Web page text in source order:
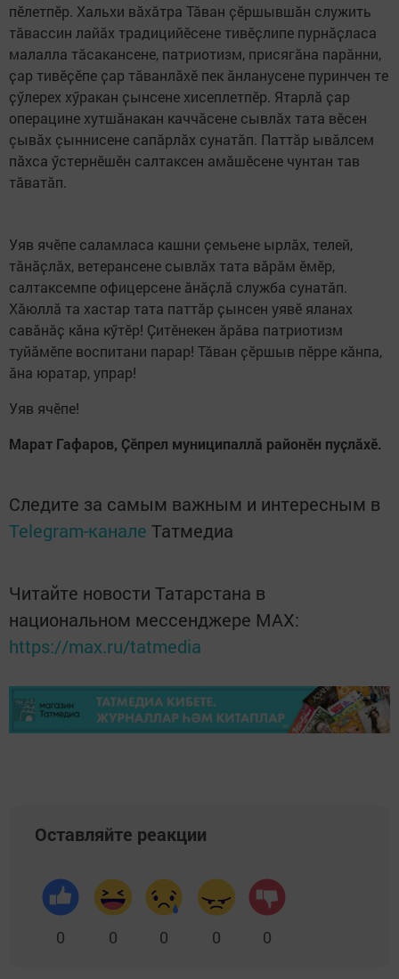
пӗлетпӗр. Хальхи вăхăтра Тӑван ҫӗршывшӑн служить
тăвассин лайӑх традицийӗсене тивӗҫлипе пурнӑҫласа
малалла тăсакансене, патриотизм, присягăна парӑнни,
ҫар тивӗҫӗпе ҫар тӑванлӑхӗ пек ӑнланусене пуринчен те
ҫӳлерех хӳракан ҫынсене хисеплетпӗр. Ятарлӑ ҫар
операцине хутшӑнакан каччăсене сывлӑх тата вӗсен
çывăх çыннисене сапăрлăх сунатӑп. Паттӑр ывӑлсем
пӑхса ӳстернӗшӗн салтаксен амӑшӗсене чунтан тав
тӑватӑп.
Уяв ячӗпе саламласа кашни ҫемьене ырлӑх, телей,
тӑнӑҫлӑх, ветерансене сывлӑх тата вӑрӑм ӗмӗр,
салтаксемпе офицерсене ӑнӑҫлӑ служба сунатӑп.
Хӑюллӑ та хастар тата паттăр ҫынсен уявӗ яланах
савӑнӑҫ кăна кӳтӗр! Ҫитӗнекен ӑрӑва патриотизм
туйăмӗпе воспитани парар! Тӑван ҫӗршыв пӗрре кăнпа,
ӑна юратар, упрар!
Уяв ячӗпе!
Марат Гафаров, Ҫӗпрел муниципаллă районӗн пуҫлӑхӗ.
Следите за самым важным и интересным в
Telegram-канале Татмедиа
Читайте новости Татарстана в
национальном мессенджере MАХ:
https://max.ru/tatmedia
Оставляйте реакции
0 0 0 0 0